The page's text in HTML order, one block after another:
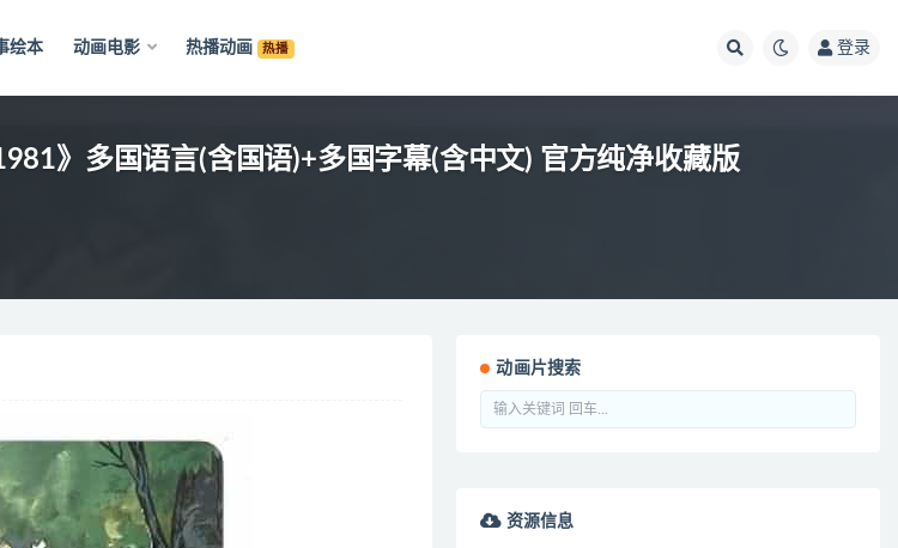
绘本 动画电影 热播动画 热播 登录
》多国语言(含国语)+多国字幕(含中文) 官方纯净收藏版
动画片搜索
资源信息